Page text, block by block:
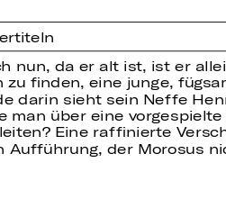
nun, da er alt ist, ist er
finden, eine junge,
darin sieht sein Neffe
über eine
Eine raffinierte
der Morosus